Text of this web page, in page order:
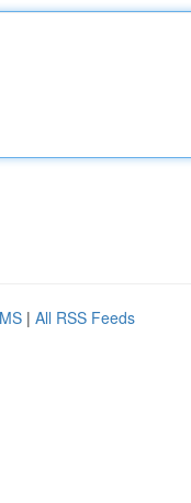
| All RSS Feeds